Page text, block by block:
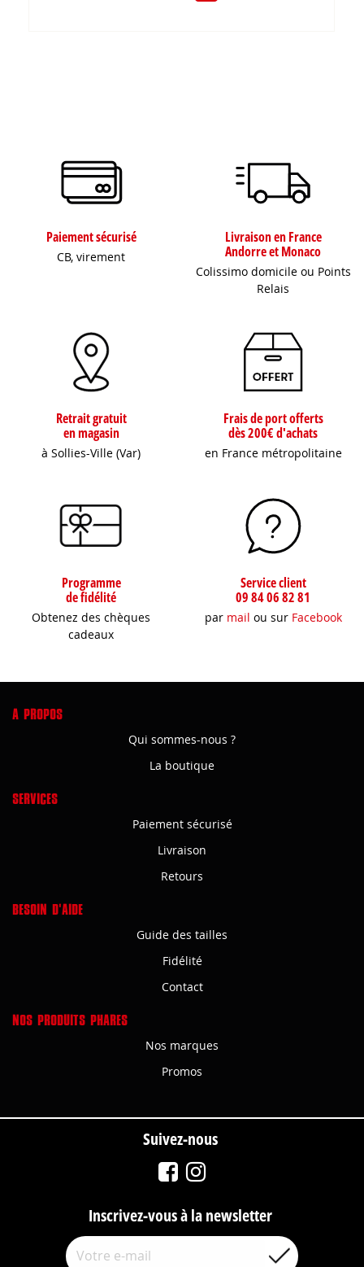
Paiement sécurisé
CB, virement
Livraison en France
Andorre et Monaco
Colissimo domicile ou Points
Relais
Retrait gratuit
en magasin
à Sollies-Ville (Var)
Frais de port offerts
dès 200€ d'achats
en France métropolitaine
Programme
de fidélité
Obtenez des chèques
cadeaux
Service client
09 84 06 82 81
par mail ou sur Facebook
A PROPOS
Qui sommes-nous ?
La boutique
SERVICES
Paiement sécurisé
Livraison
Retours
BESOIN D'AIDE
Guide des tailles
Fidélité
Contact
NOS PRODUITS PHARES
Nos marques
Promos
Suivez-nous
Inscrivez-vous à la newsletter